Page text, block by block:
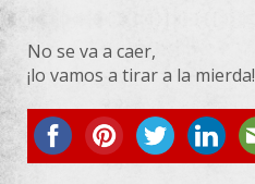
No se va a caer,
¡lo vamos a tirar a la mierda!